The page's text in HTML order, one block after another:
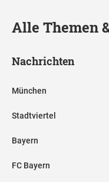
Alle Themen
Nachrichten
München
Stadtviertel
Bayern
FC Bayern